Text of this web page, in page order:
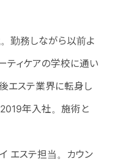
勤務しながら以前よ
ティケアの学校に通い
エステ業界に転身し
年入社。施術と
エステ担当。カウン